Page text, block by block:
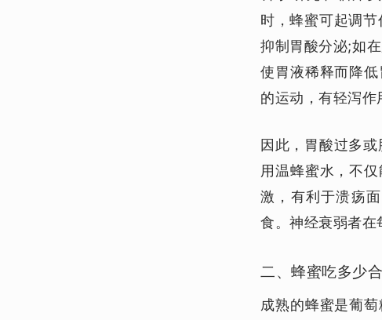
时，蜂蜜可起调
抑制胃酸分泌;如
使胃液稀释而降
的运动，有轻泻作
因此， 胃酸过多
用温蜂蜜水，不
激，有利于溃疡
食。神经衰弱者在
二、蜂蜜吃多少
成熟的蜂蜜是葡